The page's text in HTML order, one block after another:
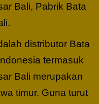
Bali, Pabrik Bata
distributor Bata
termasuk
Bali merupakan
timur. Guna turut